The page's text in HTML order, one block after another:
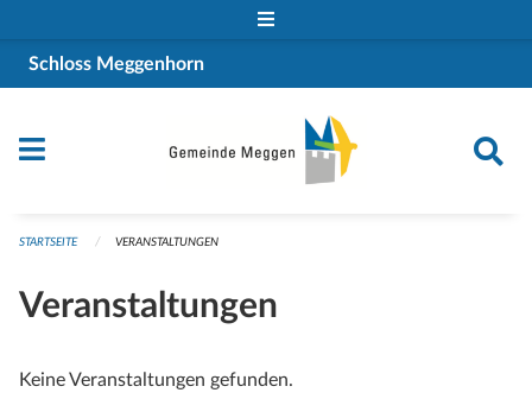
Schloss Meggenhorn
STARTSEITE VERANSTALTUNGEN
Veranstaltungen
Keine Veranstaltungen gefunden.